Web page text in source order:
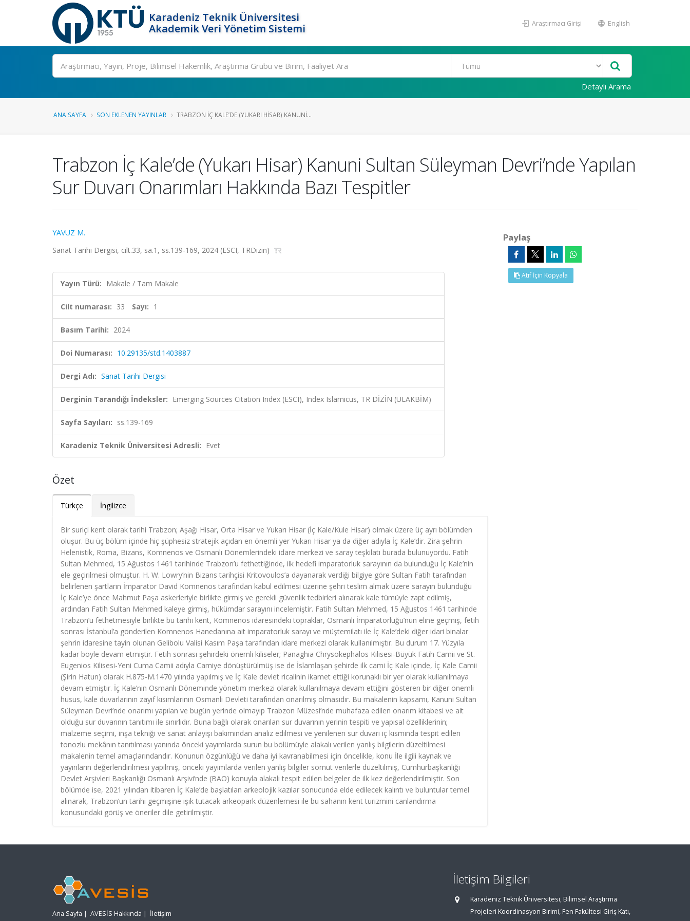
Karadeniz Teknik Üniversitesi
Akademik Veri Yönetim Sistemi
Araştırmacı Girişi English
Ara
Detaylı Arama
ANA SAYFA SON EKLENEN YAYINLAR TRABZON İÇ KALE’DE (YUKARI HISAR) KANUNI...
Trabzon İç Kale’de (Yukarı Hisar) Kanuni Sultan Süleyman Devri’nde Yapılan
Sur Duvarı Onarımları Hakkında Bazı Tespitler
YAVUZ M.
Sanat Tarihi Dergisi, cilt.33, sa.1, ss.139-169, 2024 (ESCI, TRDizin)
Yayın Türü: Makale / Tam Makale
Cilt numarası: 33 Sayı: 1
Basım Tarihi: 2024
Doi Numarası: 10.29135/std.1403887
Dergi Adı: Sanat Tarihi Dergisi
Derginin Tarandığı İndeksler: Emerging Sources Citation Index (ESCI), Index Islamicus, TR DİZİN (ULAKBİM)
Sayfa Sayıları: ss.139-169
Karadeniz Teknik Üniversitesi Adresli: Evet
Özet
Türkçe İngilizce
Bir suriçi kent olarak tarihi Trabzon; Aşağı Hisar, Orta Hisar ve Yukarı Hisar (İç Kale/Kule Hisar) olmak üzere üç ayrı bölümden
oluşur. Bu üç bölüm içinde hiç şüphesiz stratejik açıdan en önemli yer Yukarı Hisar ya da diğer adıyla İç Kale’dir. Zira şehrin
Helenistik, Roma, Bizans, Komnenos ve Osmanlı Dönemlerindeki idare merkezi ve saray teşkilatı burada bulunuyordu. Fatih
Sultan Mehmed, 15 Ağustos 1461 tarihinde Trabzon’u fethettiğinde, ilk hedefi imparatorluk sarayının da bulunduğu İç Kale’nin
ele geçirilmesi olmuştur. H. W. Lowry’nin Bizans tarihçisi Kritovoulos’a dayanarak verdiği bilgiye göre Sultan Fatih tarafından
belirlenen şartların İmparator David Komnenos tarafından kabul edilmesi üzerine şehri teslim almak üzere sarayın bulunduğu
İç Kale’ye önce Mahmut Paşa askerleriyle birlikte girmiş ve gerekli güvenlik tedbirleri alınarak kale tümüyle zapt edilmiş,
ardından Fatih Sultan Mehmed kaleye girmiş, hükümdar sarayını incelemiştir. Fatih Sultan Mehmed, 15 Ağustos 1461 tarihinde
Trabzon’u fethetmesiyle birlikte bu tarihi kent, Komnenos idaresindeki topraklar, Osmanlı İmparatorluğu’nun eline geçmiş, fetih
sonrası İstanbul’a gönderilen Komnenos Hanedanına ait imparatorluk sarayı ve müştemilatı ile İç Kale’deki diğer idari binalar
şehrin idaresine tayin olunan Gelibolu Valisi Kasım Paşa tarafından idare merkezi olarak kullanılmıştır. Bu durum 17. Yüzyıla
kadar böyle devam etmiştir. Fetih sonrası şehirdeki önemli kiliseler; Panaghia Chrysokephalos Kilisesi-Büyük Fatih Camii ve St.
Eugenios Kilisesi-Yeni Cuma Camii adıyla Camiye dönüştürülmüş ise de İslamlaşan şehirde ilk cami İç Kale içinde, İç Kale Camii
(Şirin Hatun) olarak H.875-M.1470 yılında yapılmış ve İç Kale devlet ricalinin ikamet ettiği korunaklı bir yer olarak kullanılmaya
devam etmiştir. İç Kale’nin Osmanlı Döneminde yönetim merkezi olarak kullanılmaya devam ettiğini gösteren bir diğer önemli
husus, kale duvarlarının zayıf kısımlarının Osmanlı Devleti tarafından onarılmış olmasıdır. Bu makalenin kapsamı, Kanuni Sultan
Süleyman Devri’nde onarımı yapılan ve bugün yerinde olmayıp Trabzon Müzesi’nde muhafaza edilen onarım kitabesi ve ait
olduğu sur duvarının tanıtımı ile sınırlıdır. Buna bağlı olarak onarılan sur duvarının yerinin tespiti ve yapısal özelliklerinin;
malzeme seçimi, inşa tekniği ve sanat anlayışı bakımından analiz edilmesi ve yenilenen sur duvarı iç kısmında tespit edilen
tonozlu mekânın tanıtılması yanında önceki yayımlarda surun bu bölümüyle alakalı verilen yanlış bilgilerin düzeltilmesi
makalenin temel amaçlarındandır. Konunun özgünlüğü ve daha iyi kavranabilmesi için öncelikle, konu İle ilgili kaynak ve
yayınların değerlendirilmesi yapılmış, önceki yayımlarda verilen yanlış bilgiler somut verilerle düzeltilmiş, Cumhurbaşkanlığı
Devlet Arşivleri Başkanlığı Osmanlı Arşivi’nde (BAO) konuyla alakalı tespit edilen belgeler de ilk kez değerlendirilmiştir. Son
bölümde ise, 2021 yılından itibaren İç Kale’de başlatılan arkeolojik kazılar sonucunda elde edilecek kalıntı ve buluntular temel
alınarak, Trabzon’un tarihi geçmişine ışık tutacak arkeopark düzenlemesi ile bu sahanın kent turizmini canlandırma
konusundaki görüş ve öneriler dile getirilmiştir.
Paylaş
Atıf İçin Kopyala
Ana Sayfa | AVESİS Hakkında | İletişim
İletişim Bilgileri
Karadeniz Teknik Üniversitesi, Bilimsel Araştırma
Projeleri Koordinasyon Birimi, Fen Fakültesi Giriş Katı,